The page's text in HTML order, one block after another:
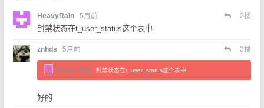
HeavyRain 5月前 2楼
封禁状态在t_user_status这个表中
znhds 5月前 3楼
HeavyRain 封禁状态在t_user_status这个表中
好的